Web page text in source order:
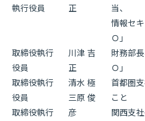
執行役員
取締役執行
役員
取締役執行
役員
取締役執行
正
川津 吉
正
清水 極
三原 俊
彦
当、
情報セ
Ｏ」
財務部
Ｏ」
首都圏
こと
関西支